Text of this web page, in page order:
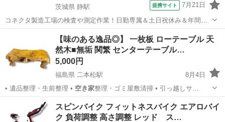
茨城県 静駅
提携サイト 7月21日
コネクタ製造工場の検査や測定作業！日勤専属＆土日祝休み＆年間休
日128日★クリーンルーム内作業★マイカー通勤OK＆無料駐車場あり
★就業先食堂利用可！日払い制度あり！《茨城県常陸大宮市》 人気の
工場のお仕事 ◇コネクタ製造工...
常陸大宮市 静駅 その他
【味のある逸品◎】 一枚板 ローテーブル 天
然木■無垢 関繁 センターテーブル…
5,000円
福島県 二本松駅
8月4日
• 遺品整理・生前整理 • 空き家 整理・ゴミ屋敷清掃 • 引っ越しサ…
二本松市 二本松駅 インテリア雑貨/小物
スピンバイク フィットネスバイク エアロバイ
ク 負荷調整 高さ調整 レッド ス…